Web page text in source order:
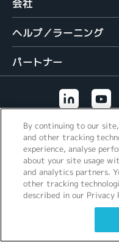
会社
ヘルプ／ラーニング
パートナー
その他のリンク
By continuing to our
and other tracking
experience, analyse
about your site usage
and analytics partners.
other tracking
described in our Privacy